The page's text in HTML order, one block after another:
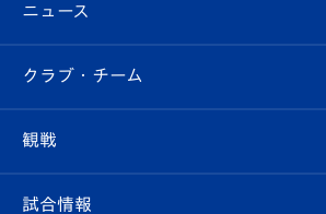
ニュース
すべて
クラブ
クラブ・チーム
観戦
観戦ルール
試合情報